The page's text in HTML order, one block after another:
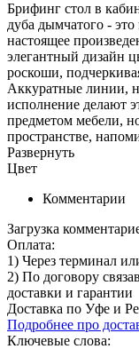
Брифинг стол в
дуба дымчатого -
настоящее
элегантный дизайн
роскоши,
Аккуратные линии,
исполнение делают
предметом мебели,
пространстве,
Развернуть
Цвет
Комментарии
Загрузка
Оплата:
1) Через терминал
2) По договору
доставки и гарантии
Доставка по Уфе и
Подробнее про
Ключевые слова: